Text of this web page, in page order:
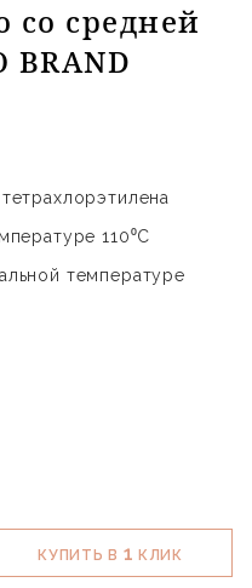
со средней
BRAND
110⁰С
температуре
КУПИТЬ В 1 КЛИК